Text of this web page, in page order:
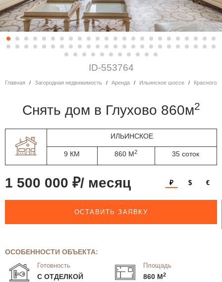
ID-553764
Главная Загородная недвижимость Аренда Ильинское шоссе
Снять дом в Глухово 860м2
ИЛЬИНСКОЕ
9 КМ 860 М2 35 соток
1 500 000 ₽/ месяц ₽ $ €
ОСТАВИТЬ ЗАЯВКУ
ОСОБЕННОСТИ ОБЪЕКТА:
Готовность
С ОТДЕЛКОЙ
Площадь
860 М2